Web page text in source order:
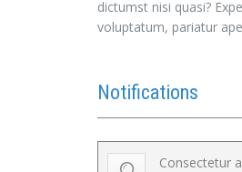
dictumst nisi quasi?
voluptatum, pariatur
Notifications
Consectetur